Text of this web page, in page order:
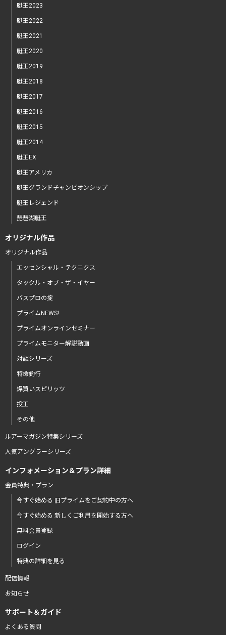
艇王2023
艇王2022
艇王2021
艇王2020
艇王2019
艇王2018
艇王2017
艇王2016
艇王2015
艇王2014
艇王EX
艇王アメリカ
艇王グランドチャンピオンシップ
艇王レジェンド
琵琶湖艇王
オリジナル作品
オリジナル作品
エッセンシャル・テクニクス
タックル・オブ・ザ・イヤー
バスプロの掟
プライムNEWS!
プライムオンラインセミナー
プライムモニター解説動画
対談シリーズ
特命釣行
爆買いスピリッツ
投王
その他
ルアーマガジン特集シリーズ
人気アングラーシリーズ
インフォメーション＆プラン詳細
会員特典・プラン
今すぐ始める 旧プライムをご契約中の方へ
今すぐ始める 新しくご利用を開始する方へ
無料会員登録
ログイン
特典の詳細を見る
配信情報
お知らせ
サポート＆ガイド
よくある質問